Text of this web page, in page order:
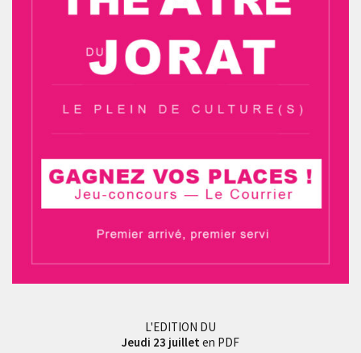
L'EDITION DU
Jeudi 23 juillet en PDF